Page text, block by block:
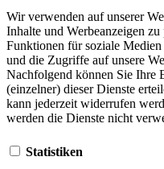
Wir verwenden auf unserer
Inhalte und Werbeanzeigen
Funktionen für soziale
und die Zugriffe auf unsere
Nachfolgend können Sie
(einzelner) dieser Dienste
kann jederzeit widerrufen
werden die Dienste nicht
Statistiken